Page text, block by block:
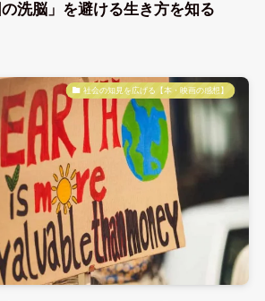
洗脳」を避ける生き方を知る
社会の知見を広げる【本・映画の感想】